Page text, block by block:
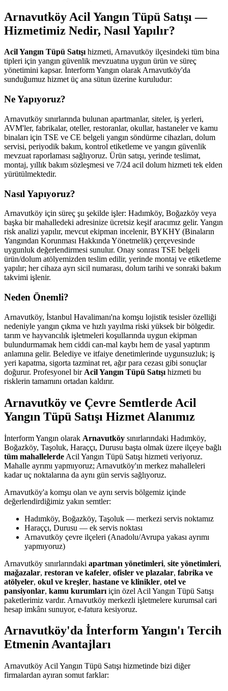
Arnavutköy Acil Yangın Tüpü Satışı —
Hizmetimiz Nedir, Nasıl Yapılır?
Acil Yangın Tüpü Satışıhizmeti, Arnavutköy ilçesindeki tüm bina
tipleri için yangın güvenlik mevzuatına uygun ürün ve süreç
yönetimini kapsar. İnterform Yangın olarak Arnavutköy'da
sunduğumuz hizmet üç ana sütun üzerine kuruludur:
Ne Yapıyoruz?
Arnavutköy sınırlarında bulunan apartmanlar, siteler, iş yerleri,
AVM'ler, fabrikalar, oteller, restoranlar, okullar, hastaneler ve kamu
binaları için TSE ve CE belgeli yangın söndürme cihazları, dolum
servisi, periyodik bakım, kontrol etiketleme ve yangın güvenlik
mevzuat raporlaması sağlıyoruz. Ürün satışı, yerinde teslimat,
montaj, yıllık bakım sözleşmesi ve 7/24 acil dolum hizmeti tek elden
yürütülmektedir.
Nasıl Yapıyoruz?
Arnavutköy için süreç şu şekilde işler: Hadımköy, Boğazköy veya
başka bir mahalledeki adresinize ücretsiz keşif aracımız gelir. Yangın
risk analizi yapılır, mevcut ekipman incelenir, BYKHY (Binaların
Yangından Korunması Hakkında Yönetmelik) çerçevesinde
uygunluk değerlendirmesi sunulur. Onay sonrası TSE belgeli
ürün/dolum atölyemizden teslim edilir, yerinde montaj ve etiketleme
yapılır; her cihaza ayrı sicil numarası, dolum tarihi ve sonraki bakım
takvimi işlenir.
Neden Önemli?
Arnavutköy, İstanbul Havalimanı'na komşu lojistik tesisler özelliği
nedeniyle yangın çıkma ve hızlı yayılma riski yüksek bir bölgedir.
tarım ve hayvancılık işletmeleri koşullarında uygun ekipman
bulundurmamak hem ciddi can-mal kaybı hem de yasal yaptırım
anlamına gelir. Belediye ve itfaiye denetimlerinde uygunsuzluk; iş
yeri kapatma, sigorta tazminat ret, ağır para cezası gibi sonuçlar
doğurur. Profesyonel bir Acil Yangın Tüpü Satışı hizmeti bu
risklerin tamamını ortadan kaldırır.
Arnavutköy ve Çevre Semtlerde Acil
Yangın Tüpü Satışı Hizmet Alanımız
İnterform Yangın olarak Arnavutköy sınırlarındaki Hadımköy,
Boğazköy, Taşoluk, Haraççı, Durusu başta olmak üzere ilçeye bağlı
tüm mahallelerde Acil Yangın Tüpü Satışı hizmeti veriyoruz.
Mahalle ayrımı yapmıyoruz; Arnavutköy'ın merkez mahalleleri
kadar uç noktalarına da aynı gün servis sağlıyoruz.
Arnavutköy'a komşu olan ve aynı servis bölgemiz içinde
değerlendirdiğimiz yakın semtler:
Hadımköy, Boğazköy, Taşoluk — merkezi servis noktamız
Haraççı, Durusu — ek servis noktası
Arnavutköy çevre ilçeleri (Anadolu/Avrupa yakası ayrımı
yapmıyoruz)
Arnavutköy sınırlarındaki apartman yönetimleri, site yönetimleri,
mağazalar, restoran ve kafeler, ofisler ve plazalar, fabrika ve
atölyeler, okul ve kreşler, hastane ve klinikler, otel ve
pansiyonlar, kamu kurumları için özel Acil Yangın Tüpü Satışı
paketlerimiz vardır. Arnavutköy merkezli işletmelere kurumsal cari
hesap imkânı sunuyor, e-fatura kesiyoruz.
Arnavutköy'da İnterform Yangın'ı Tercih
Etmenin Avantajları
Arnavutköy Acil Yangın Tüpü Satışı hizmetinde bizi diğer
firmalardan ayıran somut farklar: